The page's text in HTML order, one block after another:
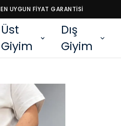
EN UYGUN FİYAT GARANTİSİ
Üst
Giyim
Dış
Giyim